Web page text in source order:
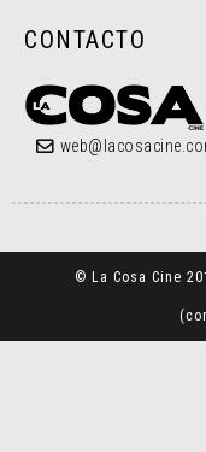
CONTACTO
© La Cosa Cine
(